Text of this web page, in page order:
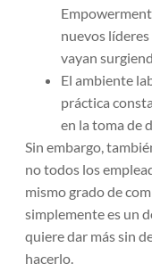
nuevos
vayan
El ambiente
práctica
en la toma de
Sin embargo,
no todos los
mismo grado de
simplemente es un
quiere dar más sin
hacerlo.